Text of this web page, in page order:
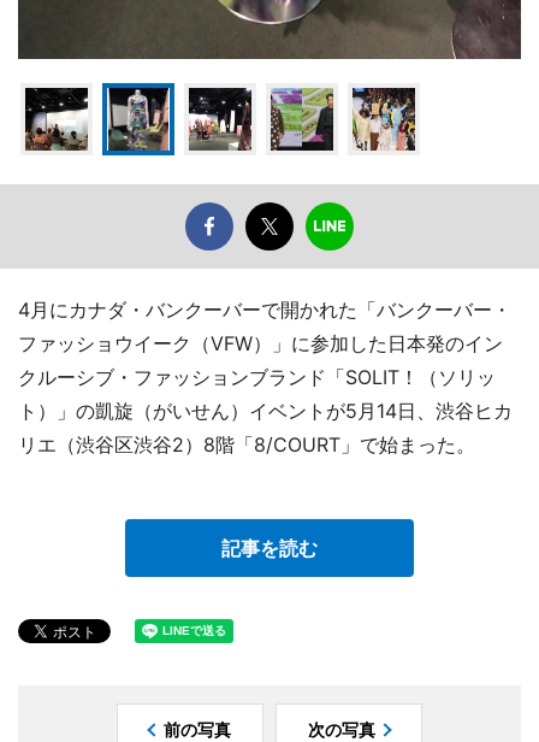
4月にカナダ・バンクーバーで開かれた「バンクーバー・
ファッショウイーク（VFW）」に参加した日本発のイン
クルーシブ・ファッションブランド「SOLIT！（ソリッ
ト）」の凱旋（がいせん）イベントが5月14日、渋谷ヒカ
リエ（渋谷区渋谷2）8階「8/COURT」で始まった。
記事を読む
前の写真 次の写真